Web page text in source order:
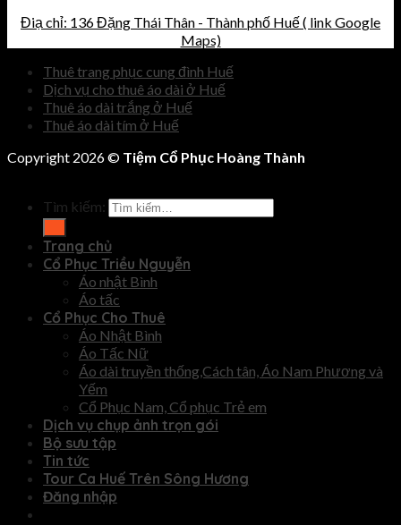
Điạ chỉ: 136 Đặng Thái Thân - Thành phố Huế ( link Google
Maps)
Thuê trang phục cung đình Huế
Dịch vụ cho thuê áo dài ở Huế
Thuê áo dài trắng ở Huế
Thuê áo dài tím ở Huế
Copyright 2026 © Tiệm Cổ Phục Hoàng Thành
Tìm kiếm:
Trang chủ
Cổ Phục Triều Nguyễn
Áo nhật Bình
Áo tấc
Cổ Phục Cho Thuê
Áo Nhật Bình
Áo Tấc Nữ
Áo dài truyền thống,Cách tân, Áo Nam Phương và
Yếm
Cổ Phục Nam, Cổ phục Trẻ em
Dịch vụ chụp ảnh trọn gói
Bộ sưu tập
Tin tức
Tour Ca Huế Trên Sông Hương
Đăng nhập